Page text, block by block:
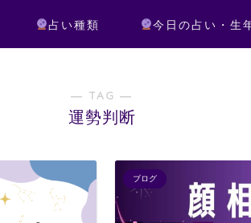
占い種類 今日の占い・生
― TAG ―
運勢判断
ブログ